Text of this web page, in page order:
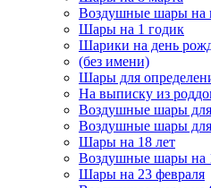
Воздушные шары на
Шары на 1 годик
Шарики на день
(без имени)
Шары для
На выписку из
Воздушные шары
Воздушные шары
Шары на 18 лет
Воздушные шары на
Шары на 23 февраля